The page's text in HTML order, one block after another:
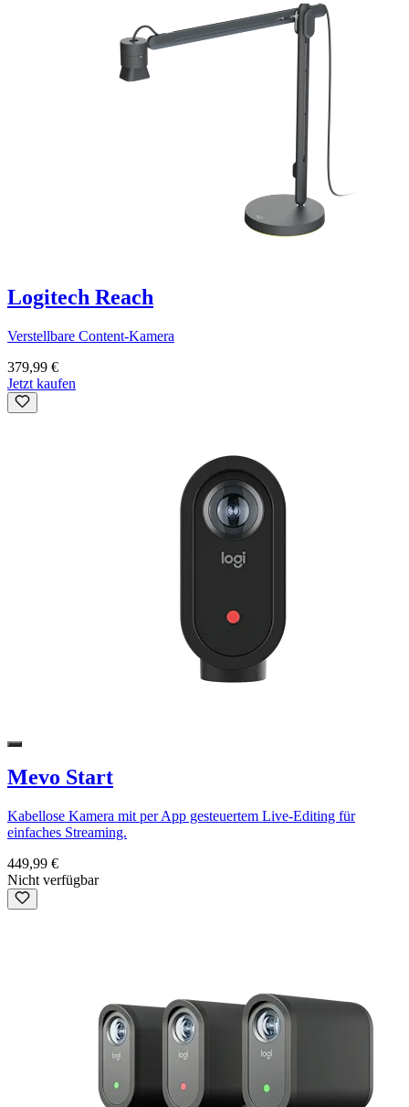
Logitech Reach
Verstellbare Content-Kamera
379,99 €
Jetzt kaufen
Mevo Start
Kabellose Kamera mit per App gesteuertem Live-Editing für
einfaches Streaming.
449,99 €
Nicht verfügbar